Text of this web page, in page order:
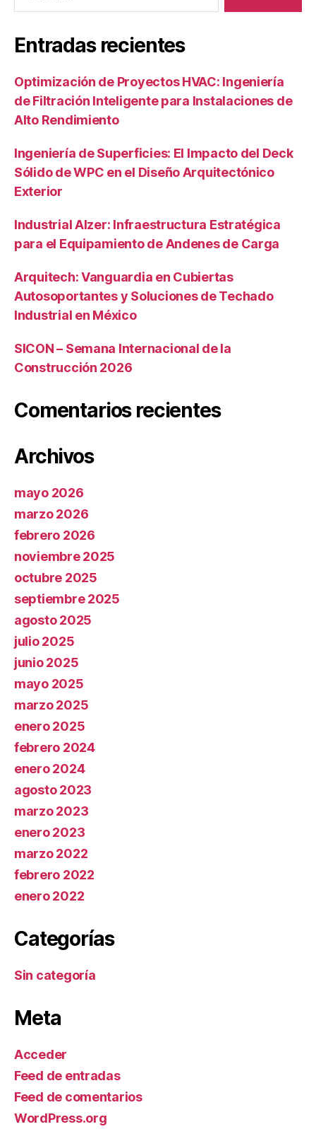
Entradas recientes
Optimización de Proyectos HVAC: Ingeniería
de Filtración Inteligente para Instalaciones de
Alto Rendimiento
Ingeniería de Superficies: El Impacto del Deck
Sólido de WPC en el Diseño Arquitectónico
Exterior
Industrial Alzer: Infraestructura Estratégica
para el Equipamiento de Andenes de Carga
Arquitech: Vanguardia en Cubiertas
Autosoportantes y Soluciones de Techado
Industrial en México
SICON – Semana Internacional de la
Construcción 2026
Comentarios recientes
Archivos
mayo 2026
marzo 2026
febrero 2026
noviembre 2025
octubre 2025
septiembre 2025
agosto 2025
julio 2025
junio 2025
mayo 2025
marzo 2025
enero 2025
febrero 2024
enero 2024
agosto 2023
marzo 2023
enero 2023
marzo 2022
febrero 2022
enero 2022
Categorías
Sin categoría
Meta
Acceder
Feed de entradas
Feed de comentarios
WordPress.org